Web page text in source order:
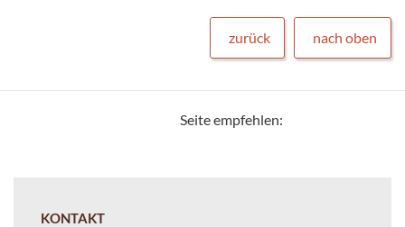
zurück nach oben
Seite empfehlen:
KONTAKT